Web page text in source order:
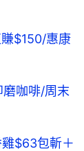
$150/惠康
磨咖啡/周末
$63包斬＋